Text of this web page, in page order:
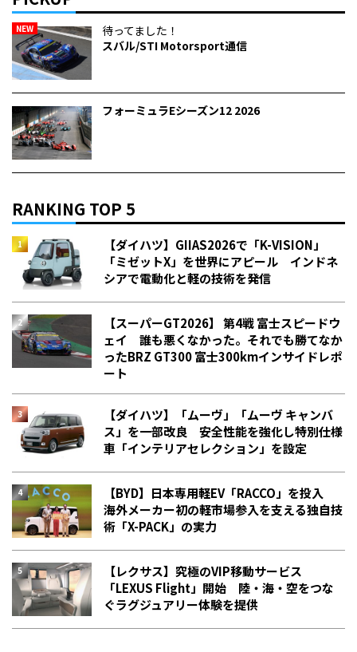
NEW
待ってました！
スバル/STI Motorsport通信
フォーミュラEシーズン12 2026
RANKING TOP 5
【ダイハツ】GIIAS2026で「K-VISION」
「ミゼットX」を世界にアピール インドネ
シアで電動化と軽の技術を発信
【スーパーGT2026】 第4戦 富士スピードウ
ェイ 誰も悪くなかった。それでも勝てなか
った――BRZ GT300 富士300kmインサイドレポ
ート
【ダイハツ】「ムーヴ」「ムーヴ キャンバ
ス」を一部改良 安全性能を強化し特別仕様
車「インテリアセレクション」を設定
【BYD】日本専用軽EV「RACCO」を投入
海外メーカー初の軽市場参入を支える独自技
術「X-PACK」の実力
【レクサス】究極のVIP移動サービス
「LEXUS Flight」開始 陸・海・空をつな
ぐラグジュアリー体験を提供